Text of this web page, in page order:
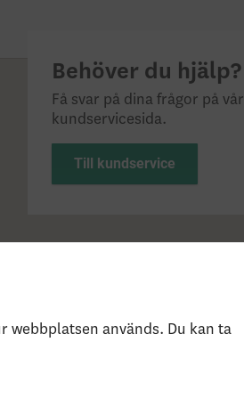
Behöver du hjälp?
Få svar på dina frågor på vår
kundservicesida.
Till kundservice
webbplatsen används. Du kan ta